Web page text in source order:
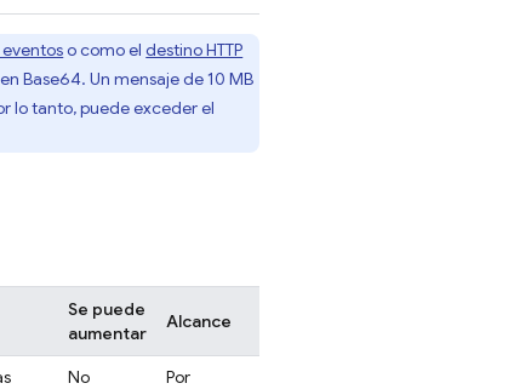
o como eldestino HTTP
Base64. Un mensaje de 10 MB
lo tanto, puede exceder el
Se puede
aumentar
Alcance
No
Por